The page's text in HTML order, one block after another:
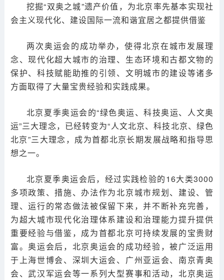
挖掘“双奥之城”遗产价值，为北京率先基本实现社
会主义现代化、建设国际一流和谐宜居之都提供借鉴
两次奥运会的成功举办，使得北京在城市发展理
念、现代化超大城市的治理、生态环境和古都文物的
保护、科技赋能助推的引领、文明城市的建设等诸多
方面取得了大量宝贵经验和实践成果。
北京夏季奥运会的“绿色奥运、科技奥运、人文奥
运”三大理念，已经转变为“人文北京、科技北京、绿色
北京”三大理念，成为首都北京长期发展战略和指导思
想之一。
北京夏季奥运会后，经过实践检验的16大类3000
多项政策、措施、办法作为北京城市规划、建设、管
理、运行的常态做法被保留下来，并不断补充完善，
为超大城市现代化治理体系建设和治理能力提升提供
重要经验与借鉴，成为首都北京可持续发展的宝贵财
富。奥运会后，北京奥运会的成功经验，被广泛运用
于上海世博会、深圳大运会、广州亚运会、南京青奥
会、武汉军运会等一系列大型赛事和活动，北京奥运